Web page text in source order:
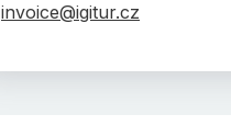
invoice@igitur.cz